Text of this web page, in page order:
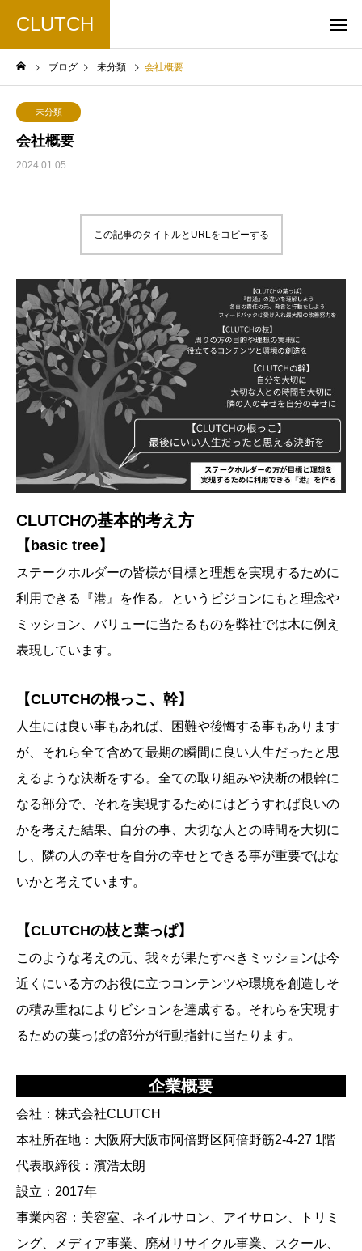
CLUTCH
ブログ 未分類 会社概要
未分類
会社概要
2024.01.05
この記事のタイトルとURLをコピーする
CLUTCHの基本的考え方
【basic tree】
ステークホルダーの皆様が目標と理想を実現するために
利用できる『港』を作る。というビジョンにもと理念や
ミッション、バリューに当たるものを弊社では木に例え
表現しています。
【CLUTCHの根っこ、幹】
人生には良い事もあれば、困難や後悔する事もあります
が、それら全て含めて最期の瞬間に良い人生だったと思
えるような決断をする。全ての取り組みや決断の根幹に
なる部分で、それを実現するためにはどうすれば良いの
かを考えた結果、自分の事、大切な人との時間を大切に
し、隣の人の幸せを自分の幸せとできる事が重要ではな
いかと考えています。
【CLUTCHの枝と葉っぱ】
このような考えの元、我々が果たすべきミッションは今
近くにいる方のお役に立つコンテンツや環境を創造しそ
の積み重ねによりビションを達成する。それらを実現す
るための葉っぱの部分が行動指針に当たります。
企業概要
会社：株式会社CLUTCH
本社所在地：大阪府大阪市阿倍野区阿倍野筋2-4-27 1階
代表取締役：濱浩太朗
設立：2017年
事業内容：美容室、ネイルサロン、アイサロン、トリミ
ング、メディア事業、廃材リサイクル事業、スクール、